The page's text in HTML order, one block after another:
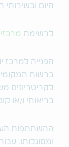
היום
לרשימת מרכזי
הפנייה
ברשות
לקריטריונים
בריאותי ו/או
ההשתתפות
ומסוגלותו.